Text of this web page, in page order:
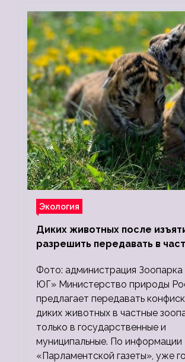
Экология
Диких животных после
разрешить передавать в
Фото: администрация
ЮГ» Министерство природы
предлагает передавать
диких животных в частные
только в государственные и
муниципальные. По информации
«Парламентской газеты», уже